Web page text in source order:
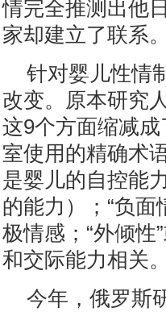
情完全推测出他
家却建立了联系。
针对婴儿性情
改变。原本研究
这9个方面缩减
室使用的精确术
是婴儿的自控能
的能力）；“负
极情感；“外倾性
和交际能力相关。
今年，俄罗斯